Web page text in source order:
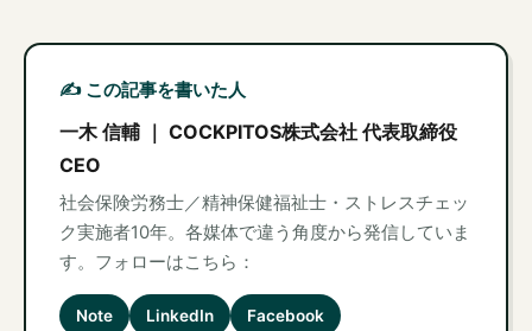
✍️ この記事を書いた人
一木 信輔 ｜ COCKPITOS株式会社 代表取締役
CEO
社会保険労務士／精神保健福祉士・ストレスチェッ
ク実施者10年。各媒体で違う角度から発信していま
す。フォローはこちら：
Note LinkedIn Facebook